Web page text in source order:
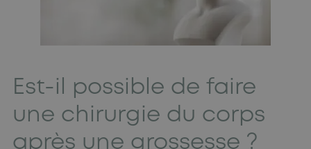
Est-il possible de faire
une chirurgie du corps
après une grossesse ?